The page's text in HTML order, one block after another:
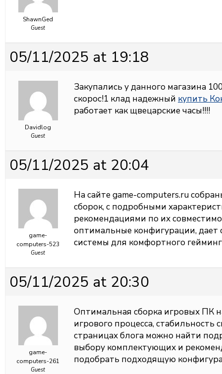
ShawnGed
Guest
05/11/2025 at 19:18
Davidlog
Guest
Закупались у данного магазина
скорос!1 клад надежный купить
работает как щвецарские часы!!!!
05/11/2025 at 20:04
game-
computers-523
Guest
На сайтеgame-computers.ru
сборок, с подробными
рекомендациями по их
оптимальные конфигурации, дает
системы для комфортного
05/11/2025 at 20:30
game-
computers-261
Guest
Оптимальная сборка игровых ПК
игрового процесса, стабильность
страницах блога можно найти
выбору комплектующих и
подобрать подходящую